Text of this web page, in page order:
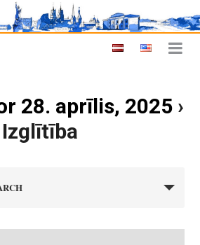
28. aprīlis, 2025›
Izglītība